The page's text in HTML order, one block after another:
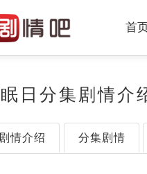
首
日分集剧情介
剧情介绍 分集剧情